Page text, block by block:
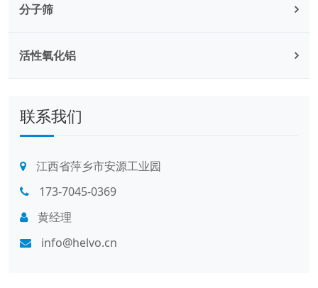
分子筛
活性氧化铝
联系我们
江西省萍乡市安源工业园
173-7045-0369
黄经理
info@helvo.cn